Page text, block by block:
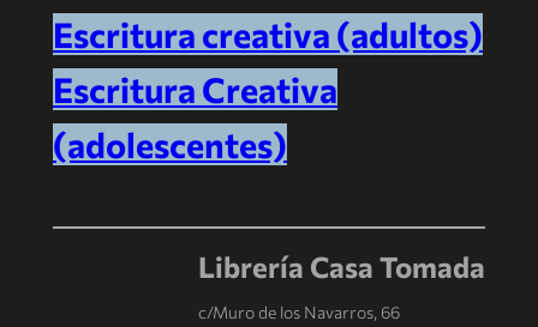
Escritura creativa (adultos)
Escritura Creativa
(adolescentes)
Librería Casa Tomada
c/Muro de los Navarros, 66